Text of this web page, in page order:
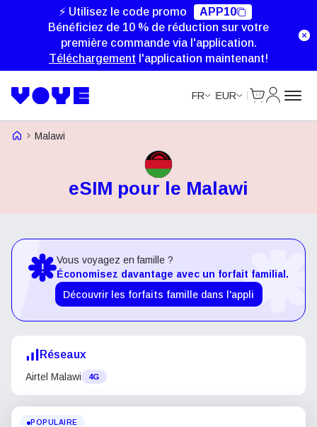
⚡ Utilisez le code promo
APP10
Bénéficiez de 10 % de réduction sur votre
première commande via l'application.
Téléchargement l'application maintenant!
FR EUR
Voye Homepage
Malawi
eSIM pour le Malawi
Vous voyagez en famille ?
Économisez davantage avec un forfait familial.
Découvrir les forfaits famille dans l'appli
Réseaux
Airtel Malawi 4G
POPULAIRE